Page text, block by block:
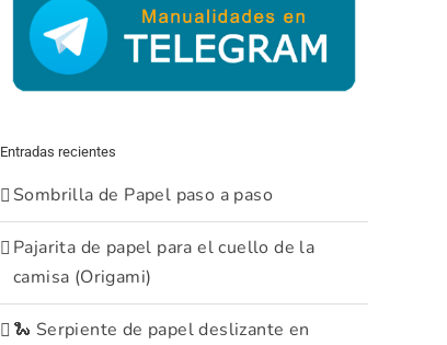
Entradas recientes
Sombrilla de Papel paso a paso
Pajarita de papel para el cuello de la
camisa (Origami)
🐍 Serpiente de papel deslizante en